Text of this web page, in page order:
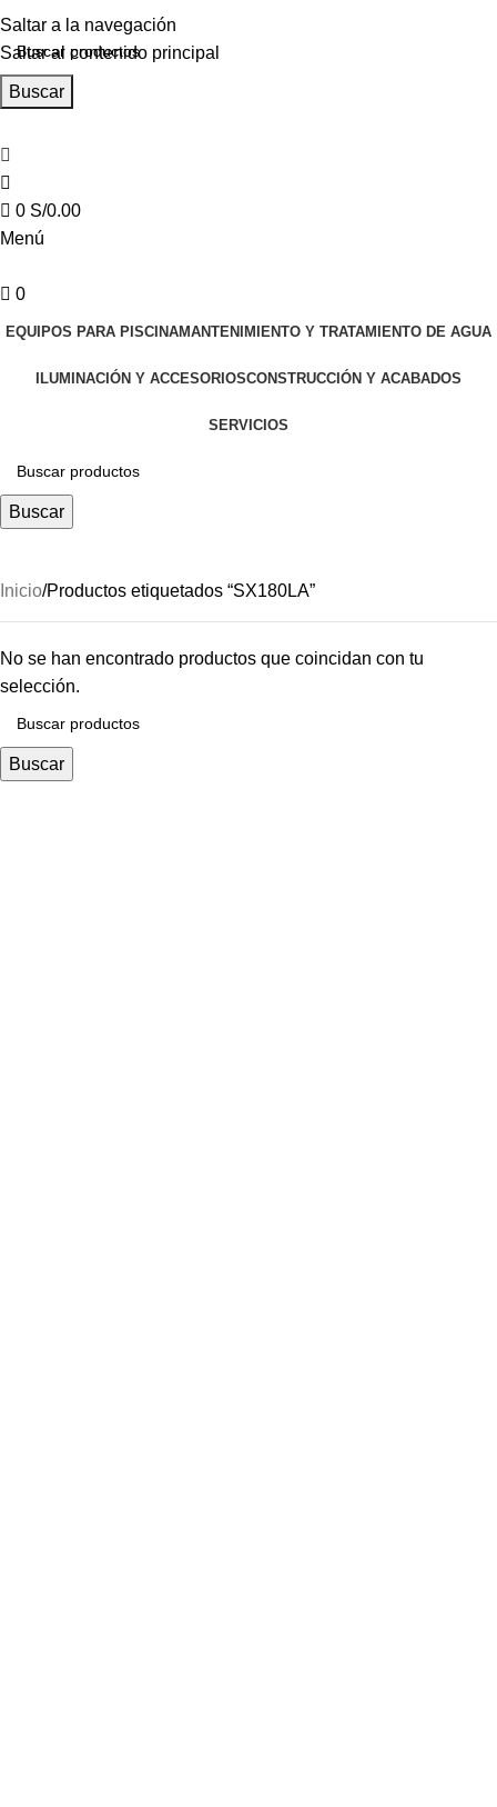
Saltar a la navegación
Saltar al contenido principal
Buscar
0 S/0.00
Menú
0
EQUIPOS PARA PISCINAMANTENIMIENTO Y TRATAMIENTO DE AGUA
ILUMINACIÓN Y ACCESORIOSCONSTRUCCIÓN Y ACABADOS
SERVICIOS
Buscar
Inicio Productos etiquetados “SX180LA”
No se han encontrado productos que coincidan con tu
selección.
Buscar